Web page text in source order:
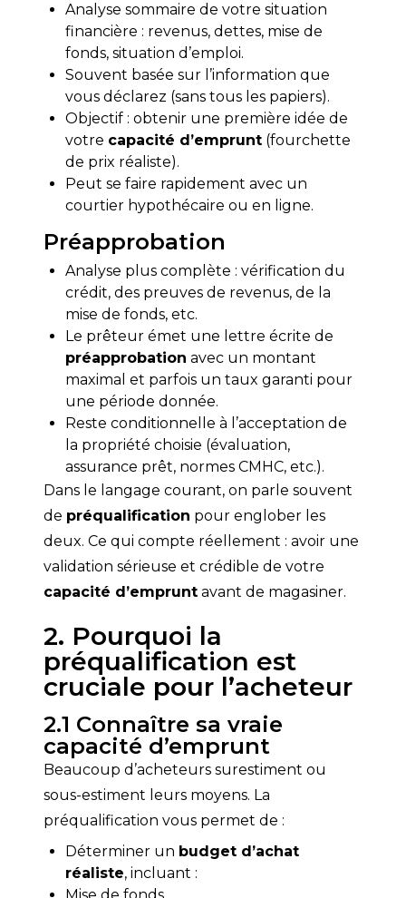
Analyse sommaire de votre situation
financière : revenus, dettes, mise de
fonds, situation d’emploi.
Souvent basée sur l’information que
vous déclarez (sans tous les papiers).
Objectif : obtenir une première idée de
votre capacité d’emprunt (fourchette
de prix réaliste).
Peut se faire rapidement avec un
courtier hypothécaire ou en ligne.
Préapprobation
Analyse plus complète : vérification du
crédit, des preuves de revenus, de la
mise de fonds, etc.
Le prêteur émet une lettre écrite de
préapprobation avec un montant
maximal et parfois un taux garanti pour
une période donnée.
Reste conditionnelle à l’acceptation de
la propriété choisie (évaluation,
assurance prêt, normes CMHC, etc.).
Dans le langage courant, on parle souvent
de préqualification pour englober les
deux. Ce qui compte réellement : avoir une
capacité d’emprunt avant de magasiner.
2. Pourquoi la
préqualification est
cruciale pour l’acheteur
2.1 Connaître sa vraie
capacité d’emprunt
Beaucoup d’acheteurs surestiment ou
sous-estiment leurs moyens. La
préqualification vous permet de :
Déterminer un budget d’achat
réaliste, incluant :